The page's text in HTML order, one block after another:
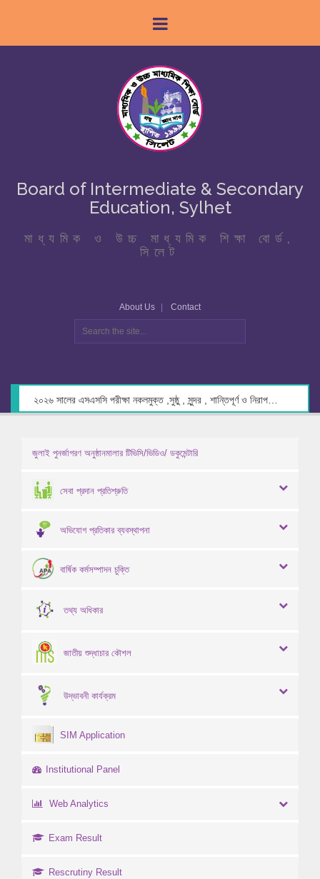
Board of Intermediate & Secondary
Education, Sylhet
মাধ্যমিক ও উচ্চ মাধ্যমিক শিক্ষা বোর্ড,
সিলেট
About Us Contact
জুলাই পুনর্জাগরণ অনুষ্ঠানমালার টিভিসি/ভিডিও/ ডকুমেন্টারি
সেবা প্রদান প্রতিশ্রুতি
অভিযোগ প্রতিকার ব্যবস্থাপনা
বার্ষিক কর্মসম্পাদন চুক্তি
তথ্য অধিকার
জাতীয় শুদ্ধাচার কৌশল
উদ্ভাবনী কার্যক্রম
SIM Application
Institutional Panel
Web Analytics
Exam Result
Rescrutiny Result